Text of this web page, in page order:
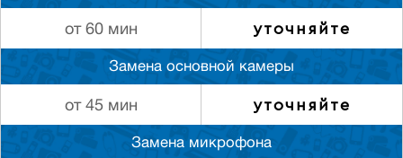
от 60 мин уточняйте
Замена основной камеры
от 45 мин уточняйте
Замена микрофона